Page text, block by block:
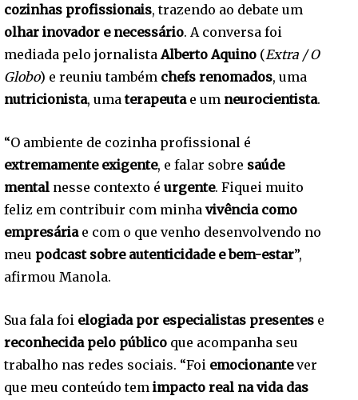
cozinhas profissionais, trazendo ao debate um
olhar inovador e necessário. A conversa foi
mediada pelo jornalista Alberto Aquino (Extra / O
Globo) e reuniu também chefs renomados, uma
nutricionista, umaterapeutae um neurocientista.
“O ambiente de cozinha profissional é
extremamente exigente, e falar sobre saúde
mental nesse contexto é urgente. Fiquei muito
feliz em contribuir com minha vivência como
empresáriae com o que venho desenvolvendo no
meu podcast sobre autenticidade e bem-estar”,
afirmou Manola.
Sua fala foi elogiada por especialistas presentes e
reconhecida pelo público que acompanha seu
trabalho nas redes sociais. “Foi emocionantever
que meu conteúdo tem impacto real na vida das